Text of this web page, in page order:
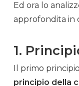
Ed ora lo
approfondita in
1.
Il primo
principio della